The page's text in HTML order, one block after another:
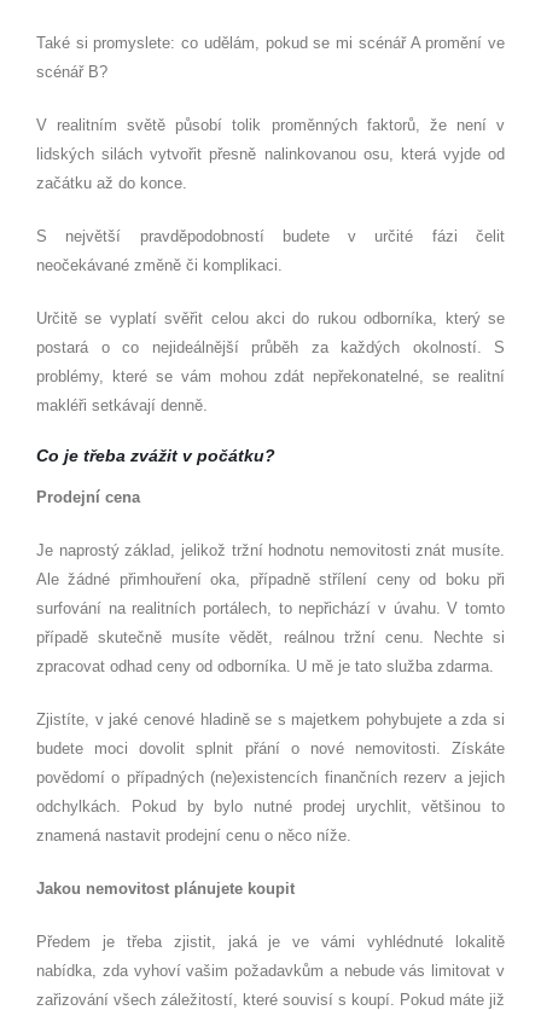
Také si promyslete: co udělám, pokud se mi scénář A promění ve
scénář B?
V realitním světě působí tolik proměnných faktorů, že není v
lidských silách vytvořit přesně nalinkovanou osu, která vyjde od
začátku až do konce.
S největší pravděpodobností budete v určité fázi čelit
neočekávané změně či komplikaci.
Určitě se vyplatí svěřit celou akci do rukou odborníka, který se
postará o co nejideálnější průběh za každých okolností. S
problémy, které se vám mohou zdát nepřekonatelné, se realitní
makléři setkávají denně.
Co je třeba zvážit v počátku?
Prodejní cena
Je naprostý základ, jelikož tržní hodnotu nemovitosti znát musíte.
Ale žádné přimhouření oka, případně střílení ceny od boku při
surfování na realitních portálech, to nepřichází v úvahu. V tomto
případě skutečně musíte vědět, reálnou tržní cenu. Nechte si
zpracovat odhad ceny od odborníka. U mě je tato služba zdarma.
Zjistíte, v jaké cenové hladině se s majetkem pohybujete a zda si
budete moci dovolit splnit přání o nové nemovitosti. Získáte
povědomí o případných (ne)existencích finančních rezerv a jejich
odchylkách. Pokud by bylo nutné prodej urychlit, většinou to
znamená nastavit prodejní cenu o něco níže.
Jakou nemovitost plánujete koupit
Předem je třeba zjistit, jaká je ve vámi vyhlédnuté lokalitě
nabídka, zda vyhoví vašim požadavkům a nebude vás limitovat v
zařizování všech záležitostí, které souvisí s koupí. Pokud máte již